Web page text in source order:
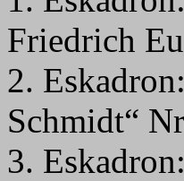
Friedrich
2.
Schmidt“
3.